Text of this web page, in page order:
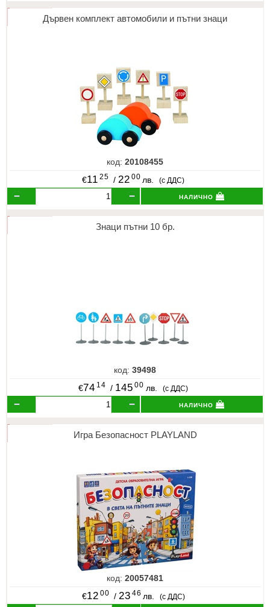
Дървен комплект автомобили и пътни знаци
код: 20108455
€11 25 / 22 00 лв. (с ДДС)
налично
Знаци пътни 10 бр.
код: 39498
€74 14 / 145 00 лв. (с ДДС)
налично
Игра Безопасност PLAYLAND
код:20057481
€12 00 / 23 46 лв. (с ДДС)